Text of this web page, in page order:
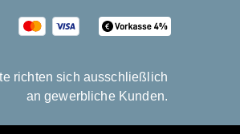
richten sich ausschließlich
an gewerbliche Kunden.